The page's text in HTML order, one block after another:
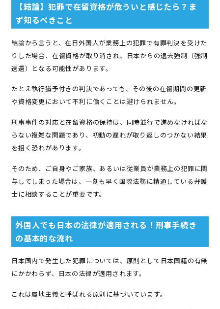
【結論】犯罪で在留資格が危ういと感じたら？ま
ず知るべきこと
結論から言うと、在日外国人が業務上の犯罪で有罪判決を受けた
りした場合、在留資格が取り消され、日本からの退去強制（強制
送還）となる可能性があります。
たとえ執行猶予付きの判決であっても、その後の在留期間の更新
や資格変更において不利に働くことは避けられません。
刑事事件の対応と在留資格の保持は、同時並行で進めなければな
らない複雑な問題であり、初動の遅れが取り返しのつかない結果
を招く恐れがあります。
そのため、ご自身やご家族、あるいは従業員が業務上の犯罪に関
与してしまった場合は、一刻も早く国際法務に精通している弁護
士に相談することが重要です。
外国人でも日本の法律が適用される！刑事手続き
の基本的な流れ
日本国内で発生した犯罪については、原則として日本国籍の有無
にかかわらず、日本の法律が適用されます。
これは属地主義と呼ばれる原則に基づいています。